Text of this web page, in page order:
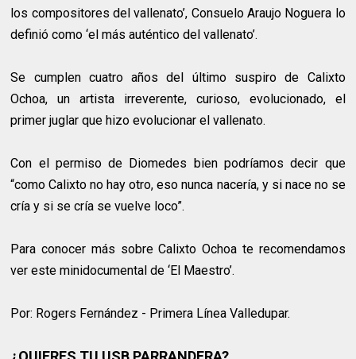
los compositores del vallenato’, Consuelo Araujo Noguera lo
definió como ‘el más auténtico del vallenato’.
Se cumplen cuatro años del último suspiro de Calixto
Ochoa, un artista irreverente, curioso, evolucionado, el
primer juglar que hizo evolucionar el vallenato.
Con el permiso de Diomedes bien podríamos decir que
“como Calixto no hay otro, eso nunca nacería, y si nace no se
cría y si se cría se vuelve loco”.
Para conocer más sobre Calixto Ochoa te recomendamos
ver este minidocumental de ‘El Maestro’.
Por: Rogers Fernández - Primera Línea Valledupar.